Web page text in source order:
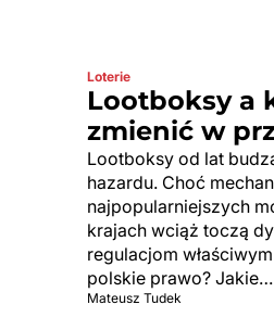
Loterie
Lootboksy a
zmienić w
Lootboksy od lat
hazardu. Choć
najpopularniejszych
krajach wciąż toczą
regulacjom
polskie prawo? Jakie…
Mateusz Tudek